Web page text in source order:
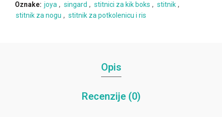
Oznake: joya , singard , stitnici za kik boks , stitnik ,
stitnik za nogu , stitnik za potkolenicu i ris
Opis
Recenzije (0)